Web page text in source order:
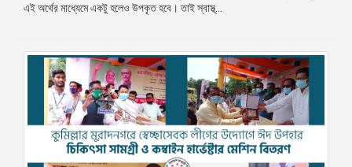
এই অর্থের মাধ্যেমে একটু হলেও উপকৃত হবে। তাই স্বাস্থ্...